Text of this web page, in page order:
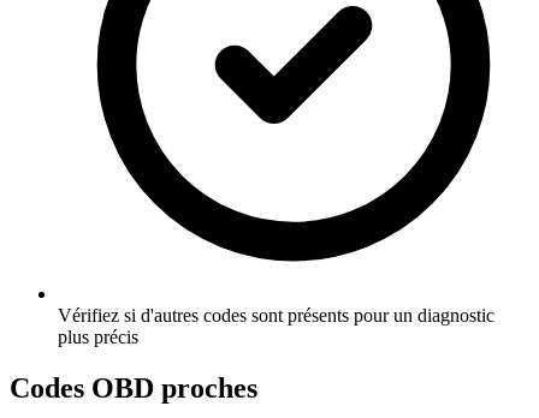
Vérifiez si d'autres codes sont présents pour un diagnostic
plus précis
Codes OBD proches